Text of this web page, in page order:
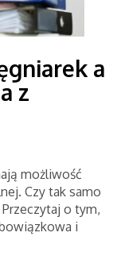
a
z
możliwość
Czy tak samo
o tym,
i